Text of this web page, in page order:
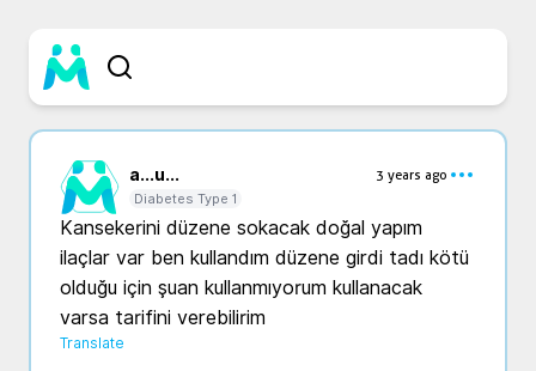
a...u...
3 years ago
Diabetes Type 1
Kansekerini düzene sokacak doğal yapım
ilaçlar var ben kullandım düzene girdi tadı kötü
olduğu için şuan kullanmıyorum kullanacak
varsa tarifini verebilirim
Translate